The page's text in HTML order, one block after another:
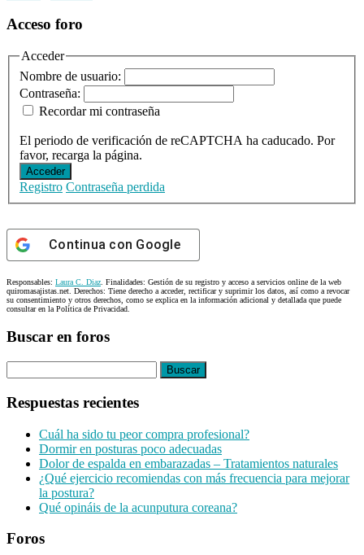
Primary
Sidebar
Acceso foro
Acceder
Nombre de usuario:
Contraseña:
Recordar mi contraseña
El periodo de verificación de reCAPTCHA ha caducado. Por
favor, recarga la página.
Acceder
Registro Contraseña perdida
Continua con Google
Responsables: Laura C. Diaz . Finalidades: Gestión de su registro y acceso a servicios online de la web
quiromasajistas.net. Derechos: Tiene derecho a acceder, rectificar y suprimir los datos, así como a revocar
su consentimiento y otros derechos, como se explica en la información adicional y detallada que puede
consultar en la Política de Privacidad.
Buscar en foros
Respuestas recientes
Cuál ha sido tu peor compra profesional?
Dormir en posturas poco adecuadas
Dolor de espalda en embarazadas – Tratamientos naturales
¿Qué ejercicio recomiendas con más frecuencia para mejorar
la postura?
Qué opináis de la acunputura coreana?
Foros